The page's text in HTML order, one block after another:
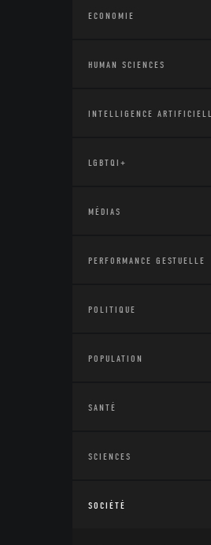
ECONOMIE
HUMAN SCIENCES
INTELLIGENCE
LGBTQI+
MÉDIAS
PERFORMANCE GESTUELLE
POLITIQUE
POPULATION
SANTÉ
SCIENCES
SOCIÉTÉ